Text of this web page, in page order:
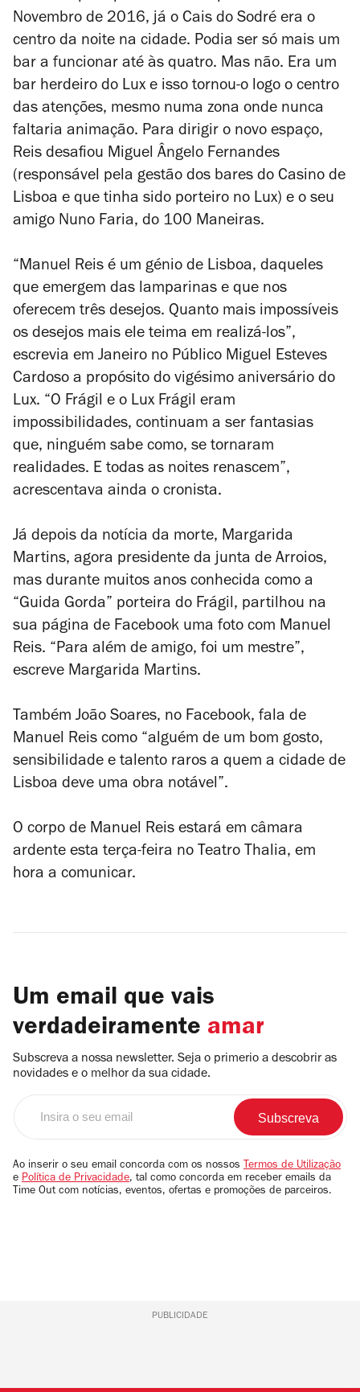
Novembro de 2016, já o Cais do Sodré era o
centro da noite na cidade. Podia ser só mais um
bar a funcionar até às quatro. Mas não. Era um
bar herdeiro do Lux e isso tornou-o logo o centro
das atenções, mesmo numa zona onde nunca
faltaria animação. Para dirigir o novo espaço,
Reis desafiou Miguel Ângelo Fernandes
(responsável pela gestão dos bares do Casino de
Lisboa e que tinha sido porteiro no Lux) e o seu
amigo Nuno Faria, do 100 Maneiras.
“Manuel Reis é um génio de Lisboa, daqueles
que emergem das lamparinas e que nos
oferecem três desejos. Quanto mais impossíveis
os desejos mais ele teima em realizá-los”,
escrevia em Janeiro no Público Miguel Esteves
Cardoso a propósito do vigésimo aniversário do
Lux. “O Frágil e o Lux Frágil eram
impossibilidades, continuam a ser fantasias
que, ninguém sabe como, se tornaram
realidades. E todas as noites renascem”,
acrescentava ainda o cronista.
Já depois da notícia da morte, Margarida
Martins, agora presidente da junta de Arroios,
mas durante muitos anos conhecida como a
“Guida Gorda” porteira do Frágil, partilhou na
sua página de Facebook uma foto com Manuel
Reis. “Para além de amigo, foi um mestre”,
escreve Margarida Martins.
Também João Soares, no Facebook, fala de
Manuel Reis como “alguém de um bom gosto,
sensibilidade e talento raros a quem a cidade de
Lisboa deve uma obra notável”.
O corpo de Manuel Reis estará em câmara
ardente esta terça-feira no Teatro Thalia, em
hora a comunicar.
Um email que vais
verdadeiramente amar
Subscreva a nossa newsletter. Seja o primerio a descobrir as
novidades e o melhor da sua cidade.
email
Ao inserir o seu email concorda com os nossos Termos de Utilização
e Política de Privacidade, tal como concorda em receber emails da
Time Out com notícias, eventos, ofertas e promoções de parceiros.
PUBLICIDADE